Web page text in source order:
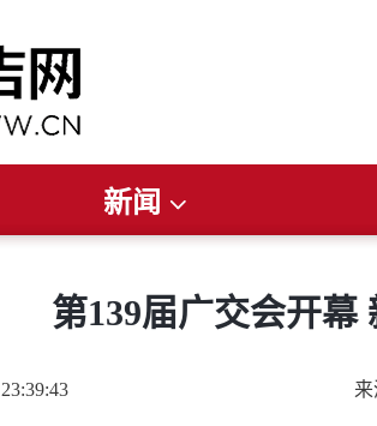
新闻
第139届广交会开幕